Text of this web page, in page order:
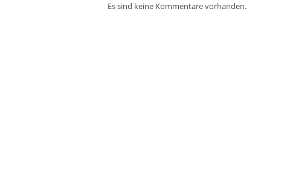
Es sind keine Kommentare vorhanden.